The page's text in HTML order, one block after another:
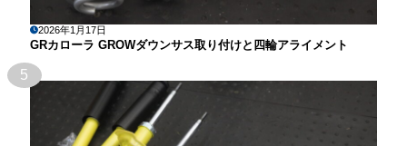
2026年1月17日
GRカローラ GROWダウンサス取り付けと四輪アライメント
5